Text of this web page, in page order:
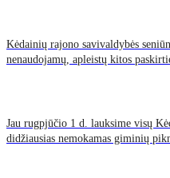
Kėdainių rajono savivaldybės
nenaudojamų, apleistų kitos
Jau rugpjūčio 1 d. lauksime visų
didžiausias nemokamas giminių